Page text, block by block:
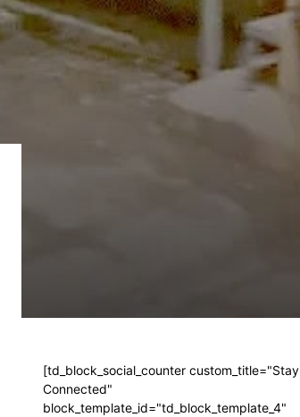
[td_block_social_counter custom_title="Stay
Connected"
block_template_id="td_block_template_4"